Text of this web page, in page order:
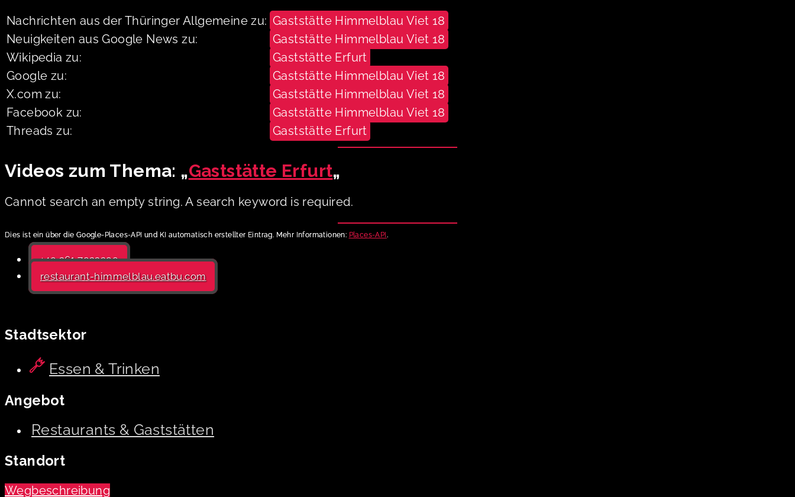
Nachrichten aus der Thüringer Allgemeine zu: Gaststätte Himmelblau Viet 18
Neuigkeiten aus Google News zu:
Gaststätte Himmelblau Viet 18
Wikipedia zu:
Gaststätte Erfurt
Google zu:
Gaststätte Himmelblau Viet 18
X.com zu:
Gaststätte Himmelblau Viet 18
Facebook zu:
Gaststätte Himmelblau Viet 18
Threads zu:
Gaststätte Erfurt
Videos zum Thema: „Gaststätte Erfurt„
Cannot search an empty string. A search keyword is required.
Dies ist ein über die Google-Places-API und KI automatisch erstellter Eintrag. Mehr Informationen: Places-API .
+49 361 7923299
restaurant-himmelblau.eatbu.com
Stadtsektor
Essen & Trinken
Angebot
Restaurants & Gaststätten
Standort
Wegbeschreibung